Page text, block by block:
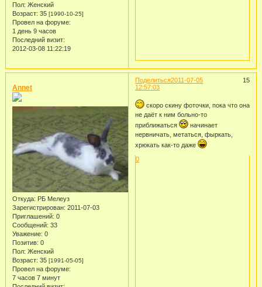
Пол: Женский
Возраст: 35 [1990-10-25]
Провел на форуме:
1 день 9 часов
Последний визит:
2012-03-08 11:22:19
Поделиться 15
2011-07-05
12:57:03
Annet
Откуда: РБ Мелеуз
Зарегистрирован: 2011-07-03
Приглашений: 0
Сообщений: 33
Уважение: 0
Позитив: 0
Пол: Женский
Возраст: 35 [1991-05-05]
Провел на форуме:
7 часов 7 минут
скоро скину фоточки, пока что она
не даёт к ним больно-то
приближаться
начинает
нервничать, метаться, фыркать,
хрюкать как-то даже
0